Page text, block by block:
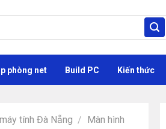
phòng net Build PC Kiến thức
tính Đà Nẵng / Màn hình